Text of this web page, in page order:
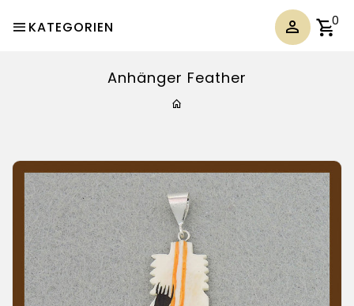
KATEGORIEN 0
Anhänger Feather